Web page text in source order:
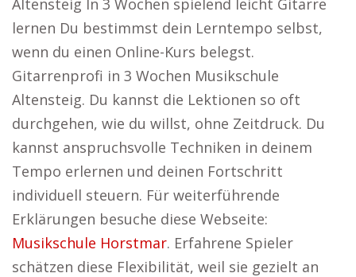
Altensteig In 3 Wochen spielend leicht Gitarre
lernen Du bestimmst dein Lerntempo selbst,
wenn du einen Online-Kurs belegst.
Gitarrenprofi in 3 Wochen Musikschule
Altensteig. Du kannst die Lektionen so oft
durchgehen, wie du willst, ohne Zeitdruck. Du
kannst anspruchsvolle Techniken in deinem
Tempo erlernen und deinen Fortschritt
individuell steuern. Für weiterführende
Erklärungen besuche diese Webseite:
Musikschule Horstmar. Erfahrene Spieler
schätzen diese Flexibilität, weil sie gezielt an